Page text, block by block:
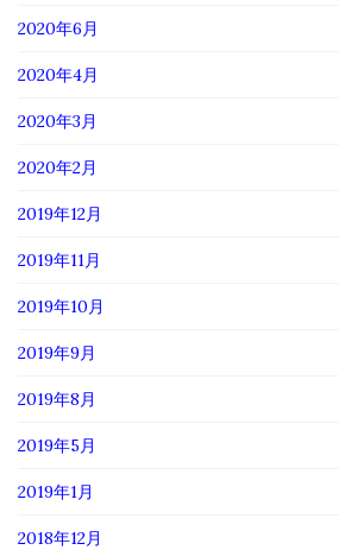
2020年6月
2020年4月
2020年3月
2020年2月
2019年12月
2019年11月
2019年10月
2019年9月
2019年8月
2019年5月
2019年1月
2018年12月